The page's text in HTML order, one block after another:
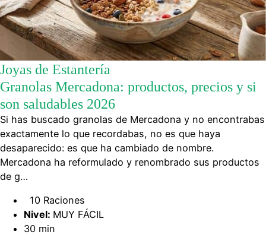
Joyas de Estantería
Granolas Mercadona: productos, precios y si
son saludables 2026
Si has buscado granolas de Mercadona y no encontrabas
exactamente lo que recordabas, no es que haya
desaparecido: es que ha cambiado de nombre.
Mercadona ha reformulado y renombrado sus productos
de g…
10 Raciones
Nivel: MUY FÁCIL
30 min